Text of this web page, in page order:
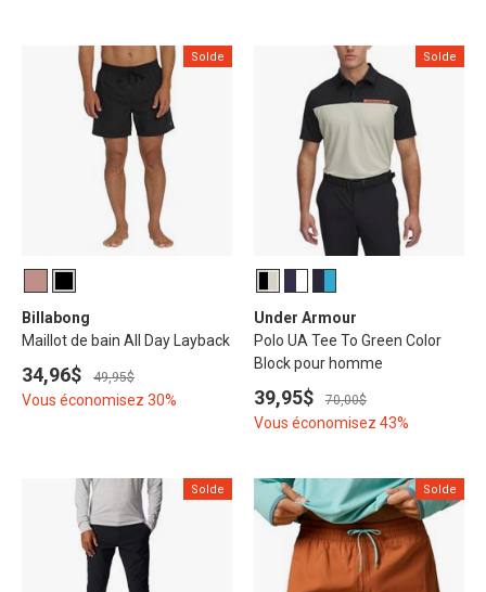
Solde
Billabong
Maillot de bain All Day Layback
34,96$ 49,95$
Vous économisez 30%
Solde
Under Armour
Polo UA Tee To Green Color
Block pour homme
39,95$ 70,00$
Vous économisez 43%
Solde Solde